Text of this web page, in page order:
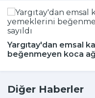
Yargıtay'dan emsal
beğenmeyen koca
Diğer Haberler